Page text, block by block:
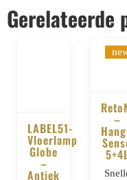
Gerelateerde
BESTELLEN
LABEL51-
Vloerlamp
Globe
–
Antiek
–